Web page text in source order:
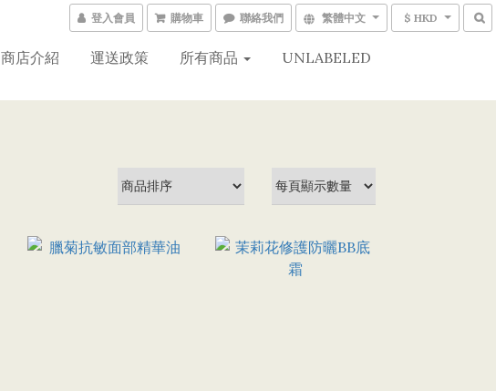
登入會員 購物車 聯絡我們 繁體中文 $ HKD
商店介紹 運送政策 所有商品 UNLABELED